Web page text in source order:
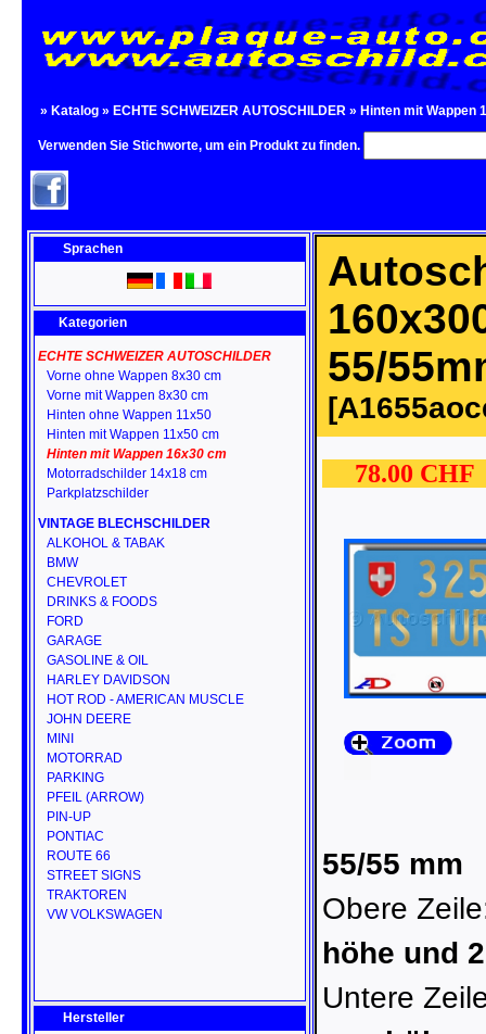
» Katalog » ECHTE SCHWEIZER AUTOSCHILDER » Hinten mit Wappen
Verwenden Sie Stichworte, um ein Produkt zu finden.
Sprachen
Kategorien
ECHTE SCHWEIZER AUTOSCHILDER
Vorne ohne Wappen 8x30 cm
Vorne mit Wappen 8x30 cm
Hinten ohne Wappen 11x50
Hinten mit Wappen 11x50 cm
Hinten mit Wappen 16x30 cm
Motorradschilder 14x18 cm
Parkplatzschilder
VINTAGE BLECHSCHILDER
ALKOHOL & TABAK
BMW
CHEVROLET
DRINKS & FOODS
FORD
GARAGE
GASOLINE & OIL
HARLEY DAVIDSON
HOT ROD - AMERICAN MUSCLE
JOHN DEERE
MINI
MOTORRAD
PARKING
PFEIL (ARROW)
PIN-UP
PONTIAC
ROUTE 66
STREET SIGNS
TRAKTOREN
VW VOLKSWAGEN
Hersteller
55/
78.00
55/55 mm
Obere
höhe und
Untere